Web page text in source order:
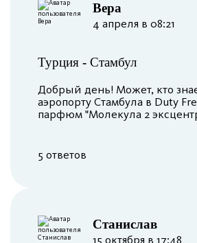
Вера
4 апреля в 08:21
Турция - Стамбул
Добрый день! Может, кто
аэропорту Стамбула в Duty
парфюм "Молекула 2
5 ответов
Станислав
15 октября в 17:48